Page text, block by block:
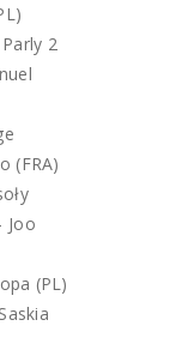
2
(FRA)
Joo
(PL)